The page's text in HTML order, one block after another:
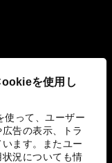
を使用し
使って、ユーザー
告の表示、トラ
ます。またユー
況についても情